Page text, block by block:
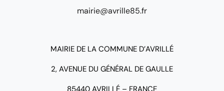
mairie@avrille85.fr
MAIRIE DE LA COMMUNE D’AVRILLÉ
2, AVENUE DU GÉNÉRAL DE GAULLE
85440 AVRILLÉ – FRANCE